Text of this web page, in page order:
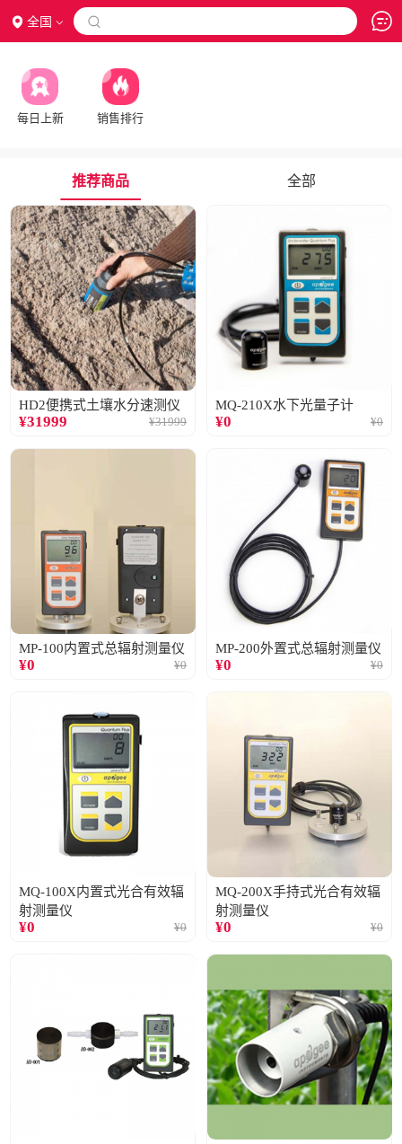
全国 
每日上新 销售排行
推荐商品 全部
HD2便携式土壤水分速测仪
¥31999 ¥31999
MQ-210X水下光量子计
¥0 ¥0
MP-100内置式总辐射测量仪
¥0 ¥0
MP-200外置式总辐射测量仪
¥0 ¥0
MQ-100X内置式光合有效辐
射测量仪
¥0 ¥0
MQ-200X手持式光合有效辐
射测量仪
¥0 ¥0